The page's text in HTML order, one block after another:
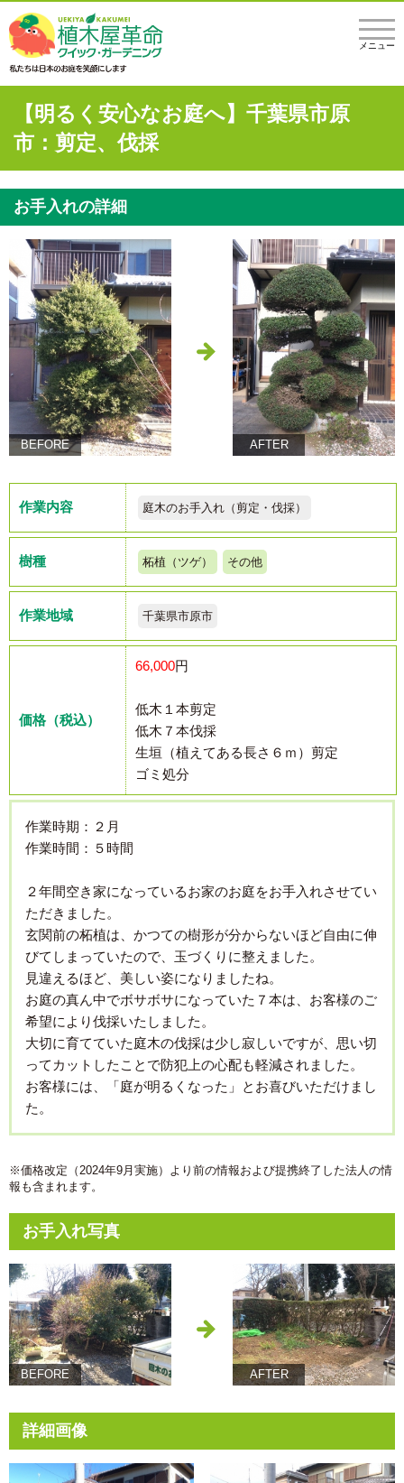
メニュー
【明るく安心なお庭へ】千葉県市原
市：剪定、伐採
お手入れの詳細
BEFORE AFTER
作業内容 庭木のお手入れ（剪定・伐採）
樹種 柘植（ツゲ） その他
作業地域 千葉県市原市
価格（税込）
66,000円
低木１本剪定
低木７本伐採
生垣（植えてある長さ６ｍ）剪定
ゴミ処分
作業時期：２月
作業時間：５時間
２年間空き家になっているお家のお庭をお手入れさせてい
ただきました。
玄関前の柘植は、かつての樹形が分からないほど自由に伸
びてしまっていたので、玉づくりに整えました。
見違えるほど、美しい姿になりましたね。
お庭の真ん中でボサボサになっていた７本は、お客様のご
希望により伐採いたしました。
大切に育てていた庭木の伐採は少し寂しいですが、思い切
ってカットしたことで防犯上の心配も軽減されました。
お客様には、「庭が明るくなった」とお喜びいただけまし
た。
※価格改定（2024年9月実施）より前の情報および提携終了した法人の情
報も含まれます。
お手入れ写真
BEFORE AFTER
詳細画像